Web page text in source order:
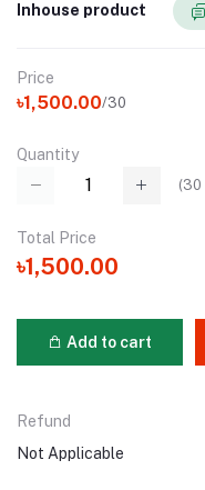
Inhouse product
Price
৳1,500.00/30
Quantity
(30
Total Price
৳1,500.00
Add to cart
Refund
Not Applicable